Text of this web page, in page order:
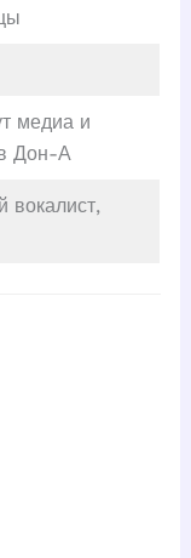
медиа и
Дон-А
вокалист,